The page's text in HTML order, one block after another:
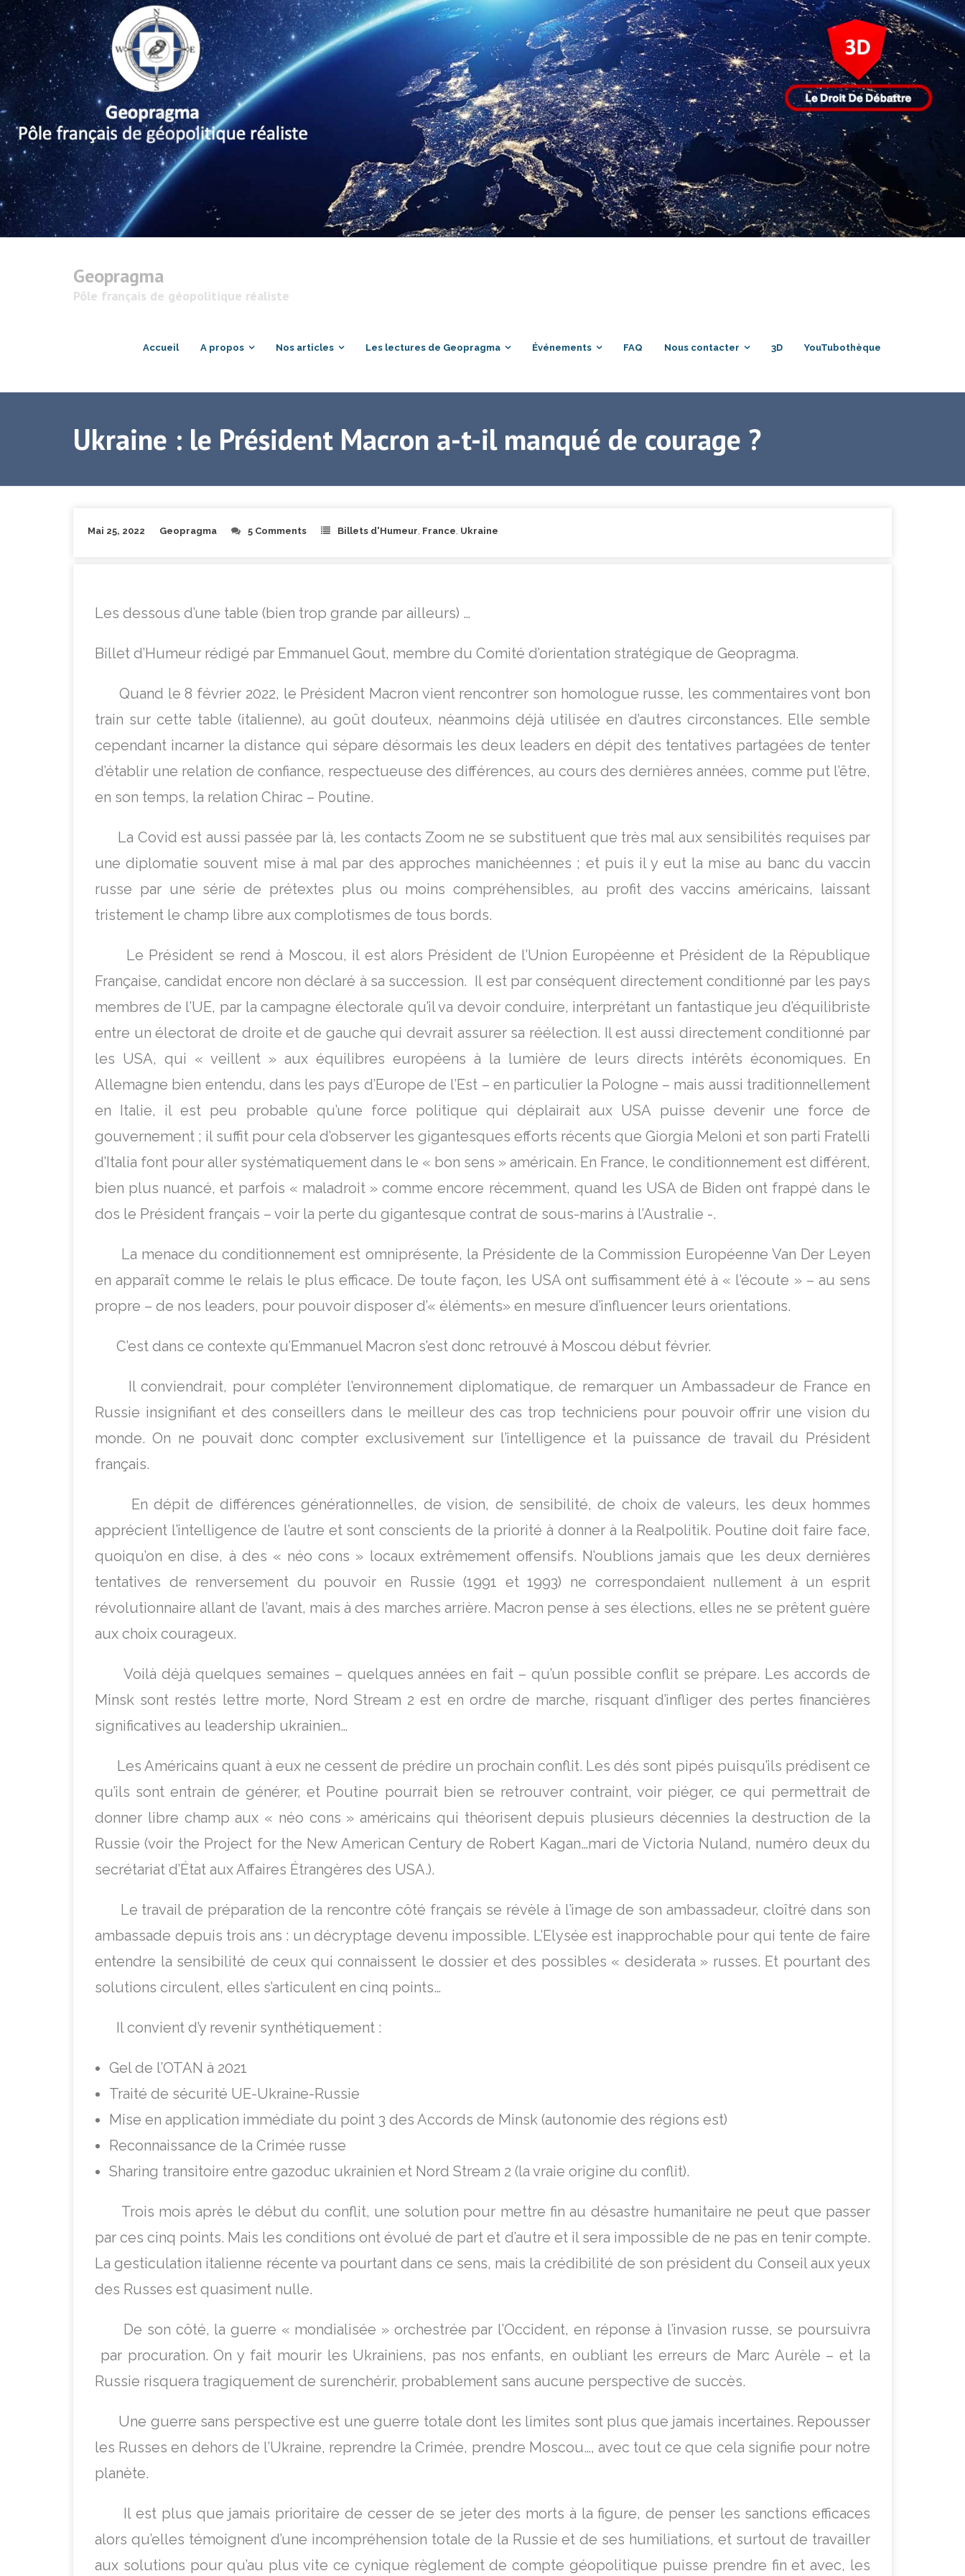
Geopragma
Pôle français de géopolitique réaliste
Accueil A propos Nos articles Les lectures de Geopragma Événements FAQ Nous contacter 3D YouTubothèque
Ukraine : le Président Macron a-t-il manqué de courage ?
Mai 25, 2022 Geopragma 5 Comments Billets d'Humeur France Ukraine
Les dessous d’une table (bien trop grande par ailleurs) …
Billet d’Humeur rédigé par Emmanuel Gout, membre du Comité d’orientation stratégique de Geopragma.
Quand le 8 février 2022, le Président Macron vient rencontrer son homologue russe, les commentaires vont bon
train sur cette table (italienne), au goût douteux, néanmoins déjà utilisée en d’autres circonstances. Elle semble
cependant incarner la distance qui sépare désormais les deux leaders en dépit des tentatives partagées de tenter
d’établir une relation de confiance, respectueuse des différences, au cours des dernières années, comme put l’être,
en son temps, la relation Chirac – Poutine.
La Covid est aussi passée par là, les contacts Zoom ne se substituent que très mal aux sensibilités requises par
une diplomatie souvent mise à mal par des approches manichéennes ; et puis il y eut la mise au banc du vaccin
russe par une série de prétextes plus ou moins compréhensibles, au profit des vaccins américains, laissant
tristement le champ libre aux complotismes de tous bords.
Le Président se rend à Moscou, il est alors Président de l’Union Européenne et Président de la République
Française, candidat encore non déclaré à sa succession. Il est par conséquent directement conditionné par les pays
membres de l’UE, par la campagne électorale qu’il va devoir conduire, interprétant un fantastique jeu d’équilibriste
entre un électorat de droite et de gauche qui devrait assurer sa réélection. Il est aussi directement conditionné par
les USA, qui « veillent » aux équilibres européens à la lumière de leurs directs intérêts économiques. En
Allemagne bien entendu, dans les pays d’Europe de l’Est – en particulier la Pologne – mais aussi traditionnellement
en Italie, il est peu probable qu’une force politique qui déplairait aux USA puisse devenir une force de
gouvernement ; il suffit pour cela d’observer les gigantesques efforts récents que Giorgia Meloni et son parti Fratelli
d’Italia font pour aller systématiquement dans le « bon sens » américain. En France, le conditionnement est différent,
bien plus nuancé, et parfois « maladroit » comme encore récemment, quand les USA de Biden ont frappé dans le
dos le Président français – voir la perte du gigantesque contrat de sous-marins à l’Australie -.
La menace du conditionnement est omniprésente, la Présidente de la Commission Européenne Van Der Leyen
en apparaît comme le relais le plus efficace. De toute façon, les USA ont suffisamment été à « l’écoute » – au sens
propre – de nos leaders, pour pouvoir disposer d’« éléments» en mesure d’influencer leurs orientations.
C’est dans ce contexte qu’Emmanuel Macron s’est donc retrouvé à Moscou début février.
Il conviendrait, pour compléter l’environnement diplomatique, de remarquer un Ambassadeur de France en
Russie insignifiant et des conseillers dans le meilleur des cas trop techniciens pour pouvoir offrir une vision du
monde. On ne pouvait donc compter exclusivement sur l’intelligence et la puissance de travail du Président
français.
En dépit de différences générationnelles, de vision, de sensibilité, de choix de valeurs, les deux hommes
apprécient l’intelligence de l’autre et sont conscients de la priorité à donner à la Realpolitik. Poutine doit faire face,
quoiqu’on en dise, à des « néo cons » locaux extrêmement offensifs. N’oublions jamais que les deux dernières
tentatives de renversement du pouvoir en Russie (1991 et 1993) ne correspondaient nullement à un esprit
révolutionnaire allant de l’avant, mais à des marches arrière. Macron pense à ses élections, elles ne se prêtent guère
aux choix courageux.
Voilà déjà quelques semaines – quelques années en fait – qu’un possible conflit se prépare. Les accords de
Minsk sont restés lettre morte, Nord Stream 2 est en ordre de marche, risquant d’infliger des pertes financières
significatives au leadership ukrainien…
Les Américains quant à eux ne cessent de prédire un prochain conflit. Les dés sont pipés puisqu’ils prédisent ce
qu’ils sont entrain de générer, et Poutine pourrait bien se retrouver contraint, voir piéger, ce qui permettrait de
donner libre champ aux « néo cons » américains qui théorisent depuis plusieurs décennies la destruction de la
Russie (voir the Project for the New American Century de Robert Kagan…mari de Victoria Nuland, numéro deux du
secrétariat d’État aux Affaires Étrangères des USA.).
Le travail de préparation de la rencontre côté français se révèle à l’image de son ambassadeur, cloîtré dans son
ambassade depuis trois ans : un décryptage devenu impossible. L’Elysée est inapprochable pour qui tente de faire
entendre la sensibilité de ceux qui connaissent le dossier et des possibles « desiderata » russes. Et pourtant des
solutions circulent, elles s’articulent en cinq points…
Il convient d’y revenir synthétiquement :
Gel de l’OTAN à 2021
Traité de sécurité UE-Ukraine-Russie
Mise en application immédiate du point 3 des Accords de Minsk (autonomie des régions est)
Reconnaissance de la Crimée russe
Sharing transitoire entre gazoduc ukrainien et Nord Stream 2 (la vraie origine du conflit).
Trois mois après le début du conflit, une solution pour mettre fin au désastre humanitaire ne peut que passer
par ces cinq points. Mais les conditions ont évolué de part et d’autre et il sera impossible de ne pas en tenir compte.
La gesticulation italienne récente va pourtant dans ce sens, mais la crédibilité de son président du Conseil aux yeux
des Russes est quasiment nulle.
De son côté, la guerre « mondialisée » orchestrée par l’Occident, en réponse à l’invasion russe, se poursuivra
par procuration. On y fait mourir les Ukrainiens, pas nos enfants, en oubliant les erreurs de Marc Aurèle – et la
Russie risquera tragiquement de surenchérir, probablement sans aucune perspective de succès.
Une guerre sans perspective est une guerre totale dont les limites sont plus que jamais incertaines. Repousser
les Russes en dehors de l’Ukraine, reprendre la Crimée, prendre Moscou…, avec tout ce que cela signifie pour notre
planète.
Il est plus que jamais prioritaire de cesser de se jeter des morts à la figure, de penser les sanctions efficaces
alors qu’elles témoignent d’une incompréhension totale de la Russie et de ses humiliations, et surtout de travailler
aux solutions pour qu’au plus vite ce cynique règlement de compte géopolitique puisse prendre fin et avec, les